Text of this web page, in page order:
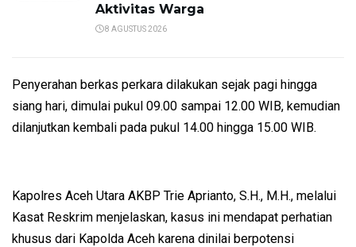
Aktivitas Warga
8 AGUSTUS 2026
Penyerahan berkas perkara dilakukan sejak pagi hingga
siang hari, dimulai pukul 09.00 sampai 12.00 WIB, kemudian
dilanjutkan kembali pada pukul 14.00 hingga 15.00 WIB.
Kapolres Aceh Utara AKBP Trie Aprianto, S.H., M.H., melalui
Kasat Reskrim menjelaskan, kasus ini mendapat perhatian
khusus dari Kapolda Aceh karena dinilai berpotensi